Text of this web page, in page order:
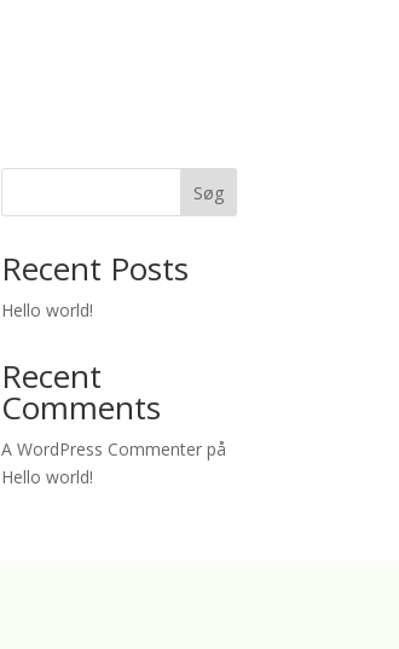
Søg
Recent Posts
Hello world!
Recent
Comments
A WordPress Commenter på
Hello world!